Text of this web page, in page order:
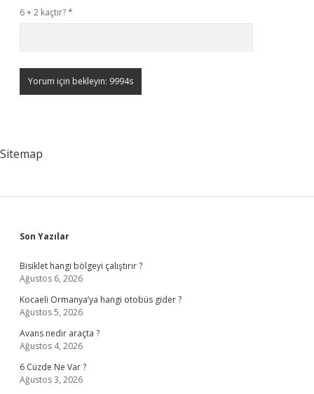
6 + 2 kaçtır?*
Sitemap
Sidebar
Son Yazılar
Bisiklet hangi bölgeyi çalıştırır ?
Ağustos 6, 2026
Kocaeli Ormanya’ya hangi otobüs gider ?
Ağustos 5, 2026
Avans nedir araçta ?
Ağustos 4, 2026
6 Cüzde Ne Var ?
Ağustos 3, 2026